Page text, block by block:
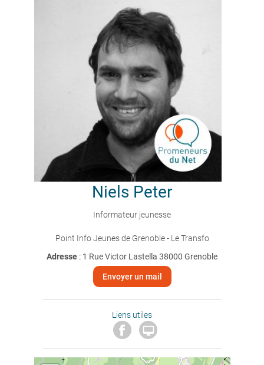
Niels Peter
Informateur jeunesse
Point Info Jeunes de Grenoble - Le Transfo
Adresse : 1 Rue Victor Lastella 38000 Grenoble
Envoyer un mail
Liens utiles
